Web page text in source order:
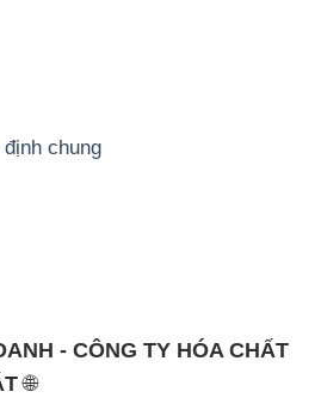
chung
- CÔNG TY HÓA CHẤT
🌐